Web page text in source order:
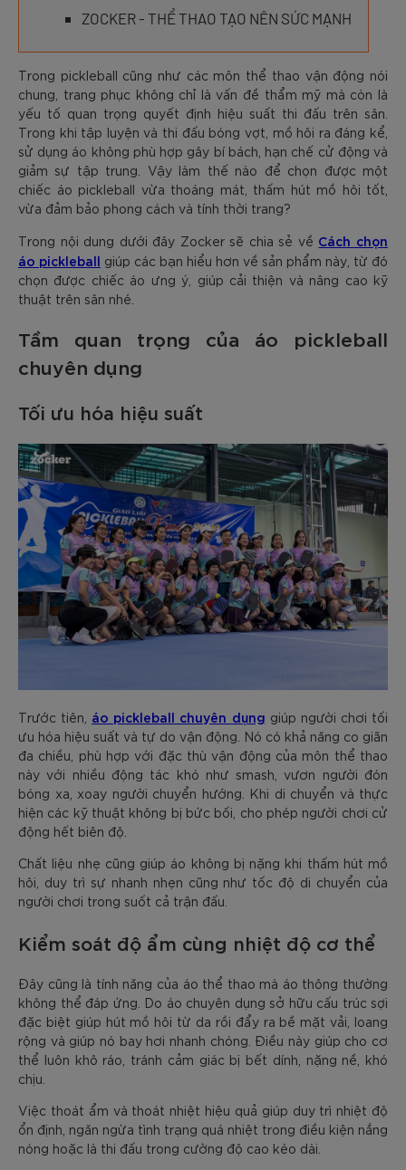
ZOCKER - THỂ THAO TẠO NÊN SỨC MẠNH
Trong pickleball cũng như các môn thể thao vận động nói
chung, trang phục không chỉ là vấn đề thẩm mỹ mà còn là
yếu tố quan trọng quyết định hiệu suất thi đấu trên sân.
Trong khi tập luyện và thi đấu bóng vợt, mồ hôi ra đáng kể,
sử dụng áo không phù hợp gây bí bách, hạn chế cử động và
giảm sự tập trung. Vậy làm thế nào để chọn được một
chiếc áo pickleball vừa thoáng mát, thấm hút mồ hôi tốt,
vừa đảm bảo phong cách và tính thời trang?
Trong nội dung dưới đây Zocker sẽ chia sẻ về Cách chọn
áo pickleball giúp các bạn hiểu hơn về sản phẩm này, từ đó
chọn được chiếc áo ưng ý, giúp cải thiện và nâng cao kỹ
thuật trên sân nhé.
Tầm quan trọng của áo pickleball
chuyên dụng
Tối ưu hóa hiệu suất
Trước tiên, áo pickleball chuyên dụng giúp người chơi tối
ưu hóa hiệu suất và tự do vận động. Nó có khả năng co giãn
đa chiều, phù hợp với đặc thù vận động của môn thể thao
này với nhiều động tác khó như smash, vươn người đón
bóng xa, xoay người chuyển hướng. Khi di chuyển và thực
hiện các kỹ thuật không bị bức bối, cho phép người chơi cử
động hết biên độ.
Chất liệu nhẹ cũng giúp áo không bị nặng khi thấm hút mồ
hôi, duy trì sự nhanh nhẹn cũng như tốc độ di chuyển của
người chơi trong suốt cả trận đấu.
Kiểm soát độ ẩm cùng nhiệt độ cơ thể
Đây cũng là tính năng của áo thể thao mà áo thông thường
không thể đáp ứng. Do áo chuyên dụng sở hữu cấu trúc sợi
đặc biệt giúp hút mồ hôi từ da rồi đẩy ra bề mặt vải, loang
rộng và giúp nó bay hơi nhanh chóng. Điều này giúp cho cơ
thể luôn khô ráo, tránh cảm giác bị bết dính, nặng nề, khó
chịu.
Việc thoát ẩm và thoát nhiệt hiệu quả giúp duy trì nhiệt độ
ổn định, ngăn ngừa tình trạng quá nhiệt trong điều kiện nắng
nóng hoặc là thi đấu trong cường độ cao kéo dài.